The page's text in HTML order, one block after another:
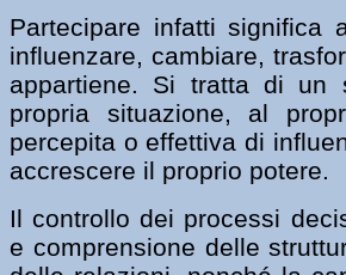
Partecipare infatti significa
influenzare, cambiare,
appartiene. Si tratta di un
propria situazione, al
percepita o effettiva di
accrescere il proprio potere.
Il controllo dei processi
e comprensione delle